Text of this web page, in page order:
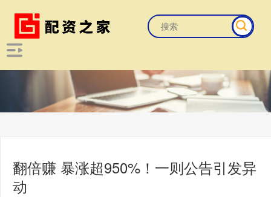
翻倍赚 暴涨超950%！一则公告引发异
动